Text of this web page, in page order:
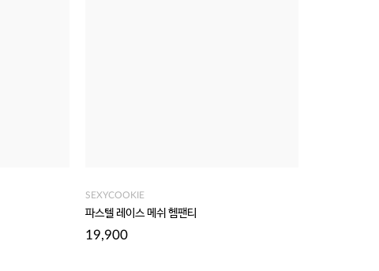
SEXYCOOKIE
파스텔 레이스 메쉬 헴팬티
19,900